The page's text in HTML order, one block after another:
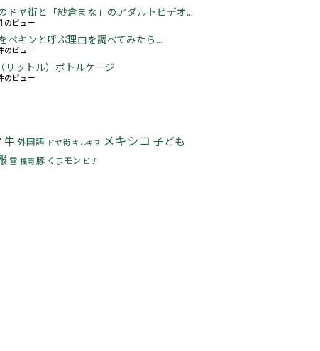
ドヤ街と「紗倉まな」のアダルトビデオ...
のビュー
ペキンと呼ぶ理由を調べてみたら...
のビュー
リットル）ボトルケージ
のビュー
牛 外国語 ドヤ街 キルギス メキシコ 子ども
雪 福岡 豚 くまモン ビザ